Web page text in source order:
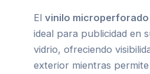
El vinilo microperforado
ideal para publicidad en
vidrio, ofreciendo
exterior mientras permite